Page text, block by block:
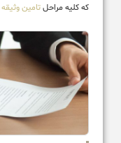
که کلیه مراحلتامین وثیقه